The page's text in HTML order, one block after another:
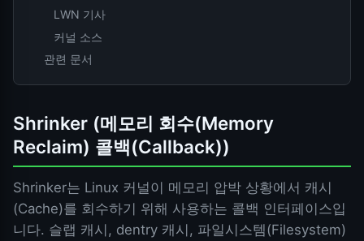
LWN 기사
커널 소스
관련 문서
Shrinker (메모리 회수(Memory
Reclaim) 콜백(Callback))
Shrinker는 Linux 커널이 메모리 압박 상황에서 캐시
(Cache)를 회수하기 위해 사용하는 콜백 인터페이스입
니다. 슬랩 캐시, dentry 캐시, 파일시스템(Filesystem)